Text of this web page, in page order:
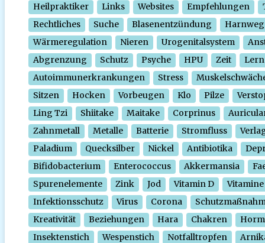
Heilpraktiker
Links Websites Empfehlungen
Rechtliches
Suche Blasenentzündung
Wärmeregulation
Nieren Urogenitalsystem
Abgrenzung
Schutz Psyche HPU Zeit
Autoimmunerkrankungen
Stress
Sitzen
Hocken Vorbeugen Klo Pilze
Ling Tzi
Shiitake Maitake Corprinus
Zahnmetall
Metalle Batterie Stromfluss
Paladium
Quecksilber Nickel Antibiotika
Bifidobacterium
Enterococcus Akkermansia
Spurenelemente
Zink Jod Vitamin D
Vitamine
Infektionsschutz
Virus Corona
Kreativität
Beziehungen Hara Chakren
Insektenstich
Wespenstich Notfalltropfen